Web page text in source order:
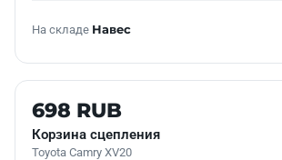
На складе Навес
Б/У В НАЛИЧИИ
698 RUB
Корзина сцепления
Toyota Camry XV20